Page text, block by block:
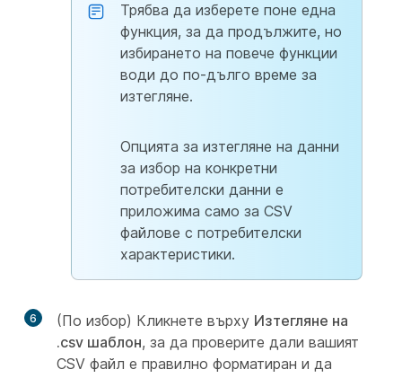
Трябва да изберете поне една
функция, за да продължите, но
избирането на повече функции
води до по-дълго време за
изтегляне.
Опцията за изтегляне на данни
за избор на конкретни
потребителски данни е
приложима само за CSV
файлове с потребителски
характеристики.
6 (По избор) Кликнете върху Изтегляне на
.csv шаблон, за да проверите дали вашият
CSV файл е правилно форматиран и да